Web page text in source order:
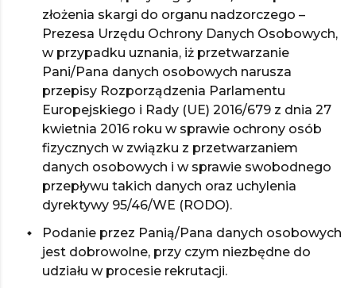
złożenia skargi do organu nadzorczego –
Prezesa Urzędu Ochrony Danych Osobowych,
w przypadku uznania, iż przetwarzanie
Pani/Pana danych osobowych narusza
przepisy Rozporządzenia Parlamentu
Europejskiego i Rady (UE) 2016/679 z dnia 27
kwietnia 2016 roku w sprawie ochrony osób
fizycznych w związku z przetwarzaniem
danych osobowych i w sprawie swobodnego
przepływu takich danych oraz uchylenia
dyrektywy 95/46/WE (RODO).
Podanie przez Panią/Pana danych osobowych
jest dobrowolne, przy czym niezbędne do
udziału w procesie rekrutacji.